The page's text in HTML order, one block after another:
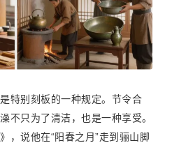
特别刻板的一种规定。节令合
不只为了清洁，也是一种享受。
，说他在“阳春之月”走到 骊山 脚